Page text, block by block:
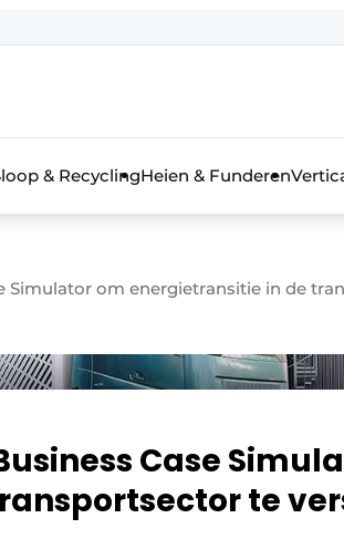
aanmelding
voor de aanmelding FR
& bouwmachines
& RecyclingHeien & Funderen
Simulator om energietransitie in de
Case
te